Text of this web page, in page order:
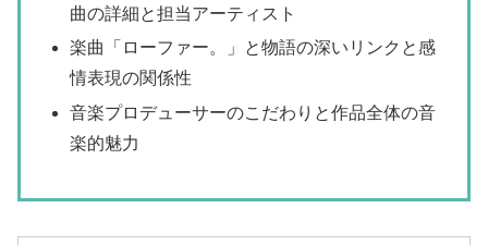
曲の詳細と担当アーティスト
楽曲「ローファー。」と物語の深いリンクと感
情表現の関係性
音楽プロデューサーのこだわりと作品全体の音
楽的魅力